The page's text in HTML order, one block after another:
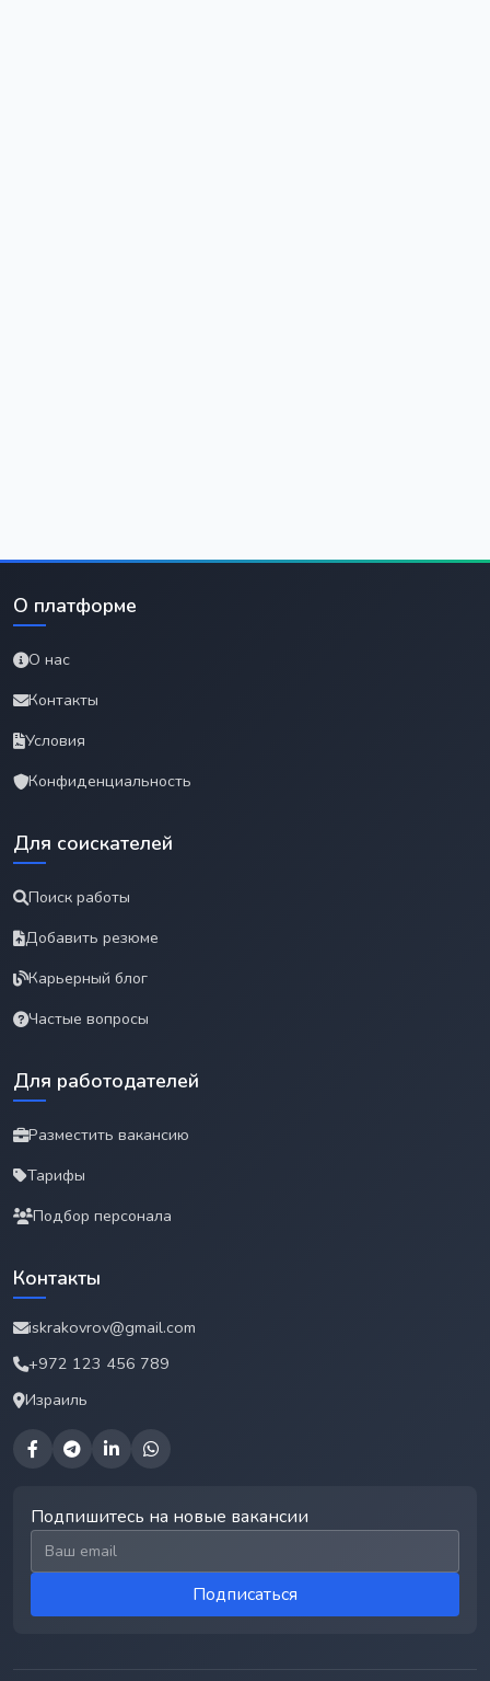
О платформе
О нас
Контакты
Условия
Конфиденциальность
Для соискателей
Поиск работы
Добавить резюме
Карьерный блог
Частые вопросы
Для работодателей
Разместить вакансию
Тарифы
Подбор персонала
Контакты
iskrakovrov@gmail.com
+972 123 456 789
Израиль
Подпишитесь на новые вакансии
Email для подписки
Подписаться